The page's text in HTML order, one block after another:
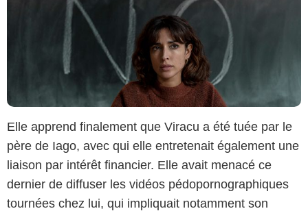
Elle apprend finalement que Viracu a été tuée par le
père de Iago, avec qui elle entretenait également une
liaison par intérêt financier. Elle avait menacé ce
dernier de diffuser les vidéos pédopornographiques
tournées chez lui, qui impliquait notamment son